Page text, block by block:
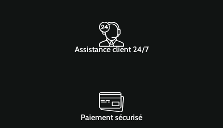
Assistance client 24/7
Paiement sécurisé